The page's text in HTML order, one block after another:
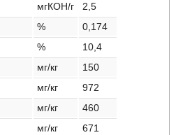
мгКОН/г
2,5
%
0,174
%
10,4
мг/кг
150
мг/кг
972
мг/кг
460
мг/кг
671